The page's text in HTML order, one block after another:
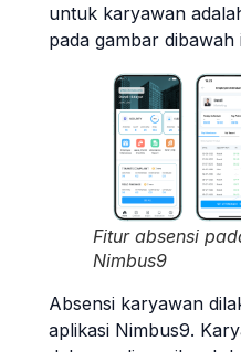
untuk karyawan
pada gambar dibawah
Fitur absensi
Nimbus9
Absensi karyawan
aplikasi Nimbus9.